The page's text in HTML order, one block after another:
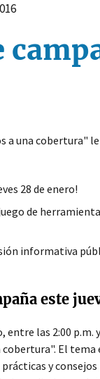
a una cobertura"
28 de enero!
de
informativa
este
entre las 2:00
El
y